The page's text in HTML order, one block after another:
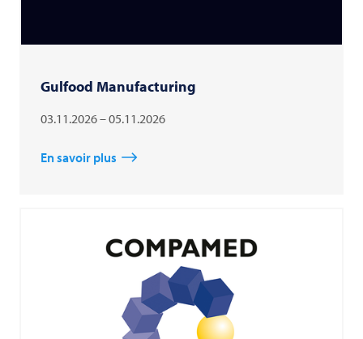
Gulfood Manufacturing
03.11.2026 – 05.11.2026
En savoir plus